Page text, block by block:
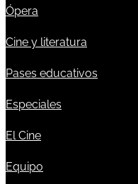
Ópera
Cine y literatura
Pases educativos
Especiales
El Cine
Equipo